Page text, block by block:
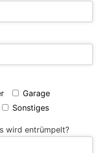
Garage
Sonstiges
wird entrümpelt?